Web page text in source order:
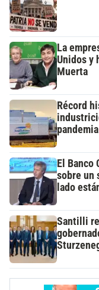
La
Unidos y
Muerta
Récord
El
sobre un
lado
Santilli